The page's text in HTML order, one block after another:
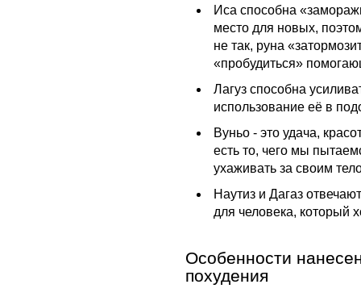
Иса способна
место для новых,
не так, руна
«пробудиться»
Лагуз способна
использование её в
Вуньо - это удача,
есть то, чего мы
ухаживать за своим
Наутиз и Дагаз
для человека, который
Особенности
похудения